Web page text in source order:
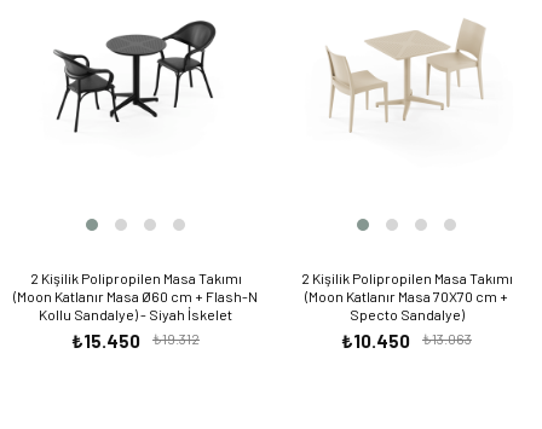
2 Kişilik Polipropilen Masa Takımı
(Moon Katlanır Masa Ø60 cm + Flash-N
Kollu Sandalye) - Siyah İskelet
₺15.450 ₺19.312
2 Kişilik Polipropilen Masa Takımı
(Moon Katlanır Masa 70X70 cm +
Specto Sandalye)
₺10.450 ₺13.063